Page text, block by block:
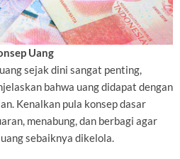
Uang
sejak dini sangat penting,
bahwa uang didapat dengan
Kenalkan pula konsep dasar
menabung, dan berbagi agar
sebaiknya dikelola.